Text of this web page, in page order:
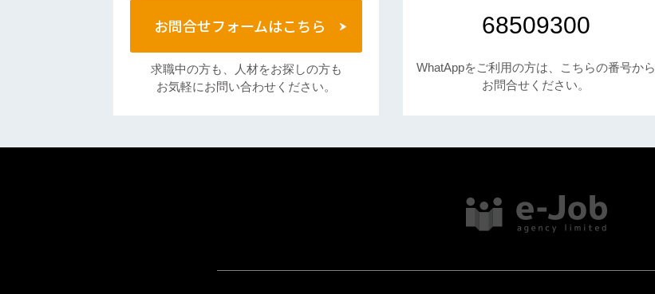
お問合せフォームはこちら
求職中の方も、人材をお探しの方も
お気軽にお問い合わせください。
68509300
WhatAppをご利用の方は、こちらの番号から
お問合せください。